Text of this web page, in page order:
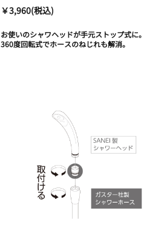
￥3,960(税込)
お使いのシャワヘッドが手元ストップ式に。
360度回転式でホースのねじれも解消。